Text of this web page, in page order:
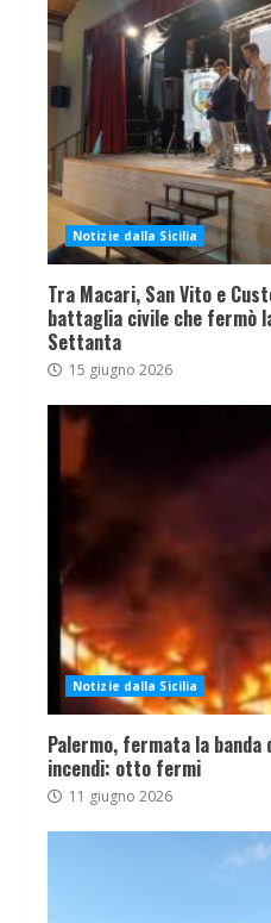
Notizie dalla Sicilia
Tra Macari, San Vito e
battaglia civile che fermò
Settanta
15 giugno 2026
Notizie dalla Sicilia
Palermo, fermata la banda
incendi: otto fermi
11 giugno 2026